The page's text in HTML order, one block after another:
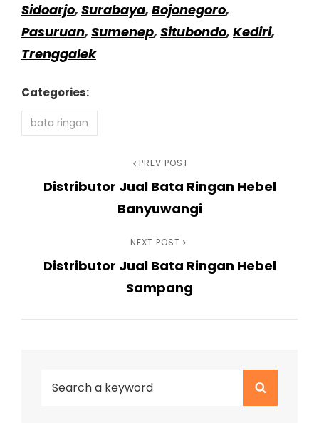
Sidoarjo, Surabaya, Bojonegoro,
Pasuruan, Sumenep, Situbondo, Kediri,
Trenggalek
Categories:
bata ringan
pos
Post
PREV POST
Distributor Jual Bata Ringan Hebel
Banyuwangi
Post
NEXT POST
Distributor Jual Bata Ringan Hebel
Sampang
Search